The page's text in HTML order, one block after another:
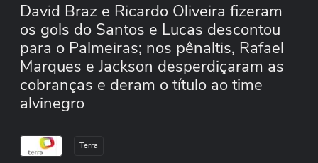
David Braz e Ricardo Oliveira fizeram
os gols do Santos e Lucas descontou
para o Palmeiras; nos pênaltis, Rafael
Marques e Jackson desperdiçaram as
cobranças e deram o título ao time
alvinegro
Terra